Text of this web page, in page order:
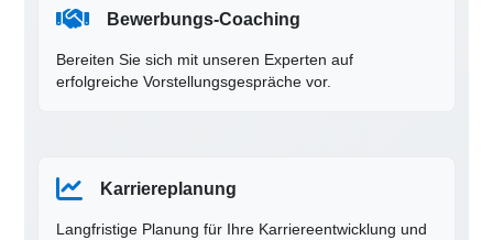
Bewerbungs-Coaching
Bereiten Sie sich mit unseren Experten auf
erfolgreiche Vorstellungsgespräche vor.
Karriereplanung
Langfristige Planung für Ihre Karriereentwicklung und